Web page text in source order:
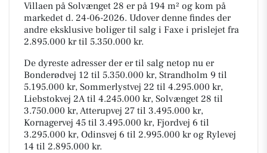
Villaen på Solvænget 28 er på 194 m² og kom på
markedet d. 24-06-2026. Udover denne findes der
andre eksklusive boliger til salg i Faxe i prislejet fra
2.895.000 kr til 5.350.000 kr.
De dyreste adresser der er til salg netop nu er
Bonderødvej 12 til 5.350.000 kr, Strandholm 9 til
5.195.000 kr, Sommerlystvej 22 til 4.295.000 kr,
Liebstokvej 2A til 4.245.000 kr, Solvænget 28 til
3.750.000 kr, Atterupvej 27 til 3.495.000 kr,
Kornagervej 45 til 3.495.000 kr, Fjordvej 6 til
3.295.000 kr, Odinsvej 6 til 2.995.000 kr og Rylevej
14 til 2.895.000 kr.